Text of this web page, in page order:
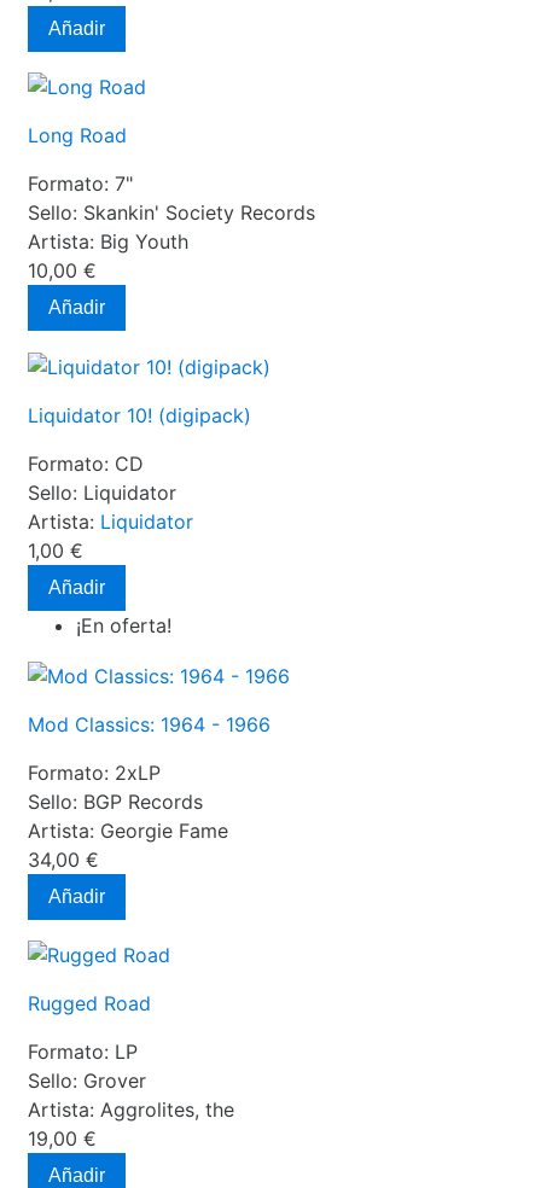
Añadir
Long Road
Formato: 7"
Sello: Skankin' Society Records
Artista: Big Youth
10,00 €
Añadir
Liquidator 10! (digipack)
Formato: CD
Sello: Liquidator
Artista: Liquidator
1,00 €
Añadir
¡En oferta!
Mod Classics: 1964 - 1966
Formato: 2xLP
Sello: BGP Records
Artista: Georgie Fame
34,00 €
Añadir
Rugged Road
Formato: LP
Sello: Grover
Artista: Aggrolites, the
19,00 €
Añadir